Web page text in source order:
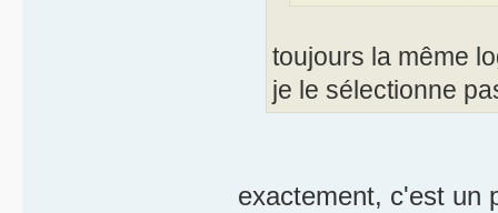
toujours la même
je le sélectionne
exactement, c'est un